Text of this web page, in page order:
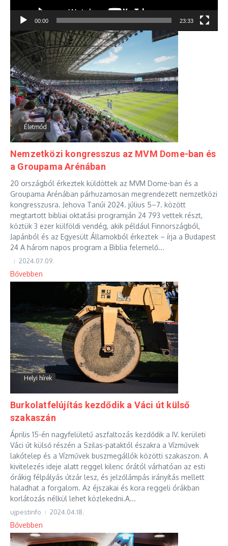
00:00 23:33
Életmód
Nemzetközi kongresszus az MVM Dome-ban és
a Groupama Arénában
20 országból érkeztek küldöttek az MVM Dome-ban és a
Groupama Arénában párhuzamosan megrendezett nemzetközi
kongresszusra. Jehova Tanúi 2024. július 5–7. között
megtartott bibliai oktatási programján 24 793 vettek részt,
köztük 3 ezer külföldi vendég, akik például Finnországból,
Japánból és az Egyesült Államokból érkeztek – írja a Budapest
24 A három napos program a Biblia felemelő...
2024.07.09.
Bővebben
Helyi hírek
Burkolatfelújítás kezdődik a Váci út külső
szakaszán
Április 15-én nagyfelületű aszfaltozás kezdődik a IV. kerületi
Váci út külső részén a Szilas-pataktól északra a Vízművek
lakótelep és a Vízművek buszmegállók közötti szakaszon. A
kivitelezés ideje alatt reggel kilenc órától várhatóan az esti
órákig félpályás útzár lesz, és jelzőlámpás irányítás mellett
haladhat a forgalom. Az éjszakai és kora reggeli órákban
korlátozás nélkül lehet közlekedni.A...
ujpestinfo 2024.04.18.
Bővebben